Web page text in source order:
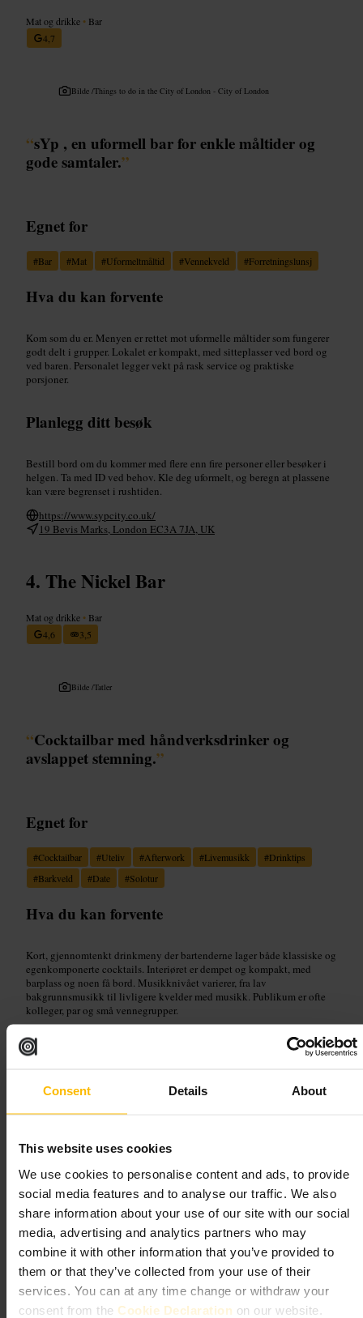
Consent Details About
This website uses cookies
We use cookies to personalise content and ads, to provide
social media features and to analyse our traffic. We also
share information about your use of our site with our social
media, advertising and analytics partners who may
combine it with other information that you’ve provided to
them or that they’ve collected from your use of their
services. You can at any time change or withdraw your
consent from the Cookie Declaration on our website.
Mat og drikke • Bar
4,7
Bilde /Things to do in the City of London - City of London
“sYp , en uformell bar for enkle måltider og
gode samtaler.”
Egnet for
#Bar #Mat #Uformeltmåltid #Vennekveld #Forretningslunsj
Hva du kan forvente
Kom som du er. Menyen er rettet mot uformelle måltider som fungerer
godt delt i grupper. Lokalet er kompakt, med sitteplasser ved bord og
ved baren. Personalet legger vekt på rask service og praktiske
porsjoner.
Planlegg ditt besøk
Bestill bord om du kommer med flere enn fire personer eller besøker i
helgen. Ta med ID ved behov. Kle deg uformelt, og beregn at plassene
kan være begrenset i rushtiden.
https://www.sypcity.co.uk/
19 Bevis Marks, London EC3A 7JA, UK
The Nickel Bar
Mat og drikke • Bar
4,6
3,5
Bilde /Tatler
“Cocktailbar med håndverksdrinker og
avslappet stemning.”
Egnet for
#Cocktailbar #Uteliv #Afterwork #Livemusikk #Drinktips
#Barkveld #Date #Solotur
Hva du kan forvente
Kort, gjennomtenkt drinkmeny der bartenderne lager både klassiske og
egenkomponerte cocktails. Interiøret er dempet og kompakt, med
barplass og noen få bord. Musikknivået varierer, fra lav
bakgrunnsmusikk til livligere kvelder med musikk. Publikum er ofte
kolleger, par og små vennegrupper.
Planlegg ditt besøk
Reserver bord hvis dere er flere eller kommer i helgen. Kom tidlig for
https://www.thened.com/london/restaurants/the-nickel-bar?utm_so
r
27 Poultry, London EC2R 8AJ, UK
Strongroom Bar
krkr• Spising og drikke•Bar•Pub
4,2
3,5